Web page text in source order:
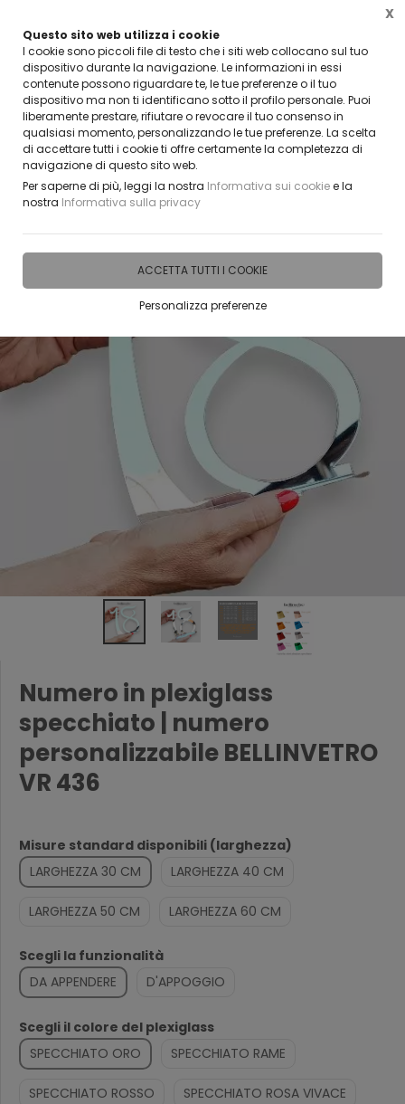
Questo sito web utilizza i cookie
I cookie sono piccoli file di testo che i siti web collocano sul tuo
dispositivo durante la navigazione. Le informazioni in essi
contenute possono riguardare te, le tue preferenze o il tuo
dispositivo ma non ti identificano sotto il profilo personale. Puoi
liberamente prestare, rifiutare o revocare il tuo consenso in
qualsiasi momento, personalizzando le tue preferenze. La scelta
di accettare tutti i cookie ti offre certamente la completezza di
navigazione di questo sito web.
Per saperne di più, leggi la nostra Informativa sui cookiee la
nostra Informativa sulla privacy
ACCETTA TUTTI I COOKIE
Personalizza preferenze
X
UN NOSTRO RIVENDITORE?
CONTATTACI
Home IDEE E REGALI PERSONALIZZABILI NUMERI ED ELEMENTI DECORATIVI PER
Numero in plexiglass
specchiato | numero
personalizzabile BELLINVETRO
VR 436
Misure standard disponibili (larghezza)
LARGHEZZA 30 CM
LARGHEZZA 40 CM
LARGHEZZA 50 CM LARGHEZZA 60 CM
Scegli la funzionalità
DA APPENDERE
D'APPOGGIO
Scegli il colore del plexiglass
SPECCHIATO ORO
SPECCHIATO RAME
SPECCHIATO ROSSO SPECCHIATO ROSA VIVACE